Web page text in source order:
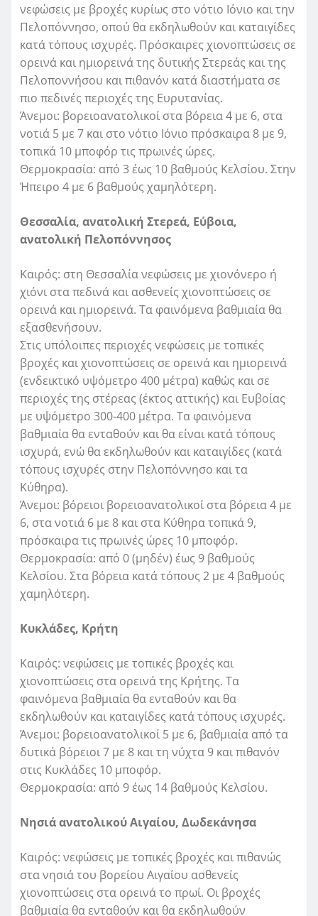
νεφώσεις με βροχές κυρίως στο νότιο Ιόνιο και την
Πελοπόννησο, οπού θα εκδηλωθούν και καταιγίδες
κατά τόπους ισχυρές. Πρόσκαιρες χιονοπτώσεις σε
ορεινά και ημιορεινά της δυτικής Στερεάς και της
Πελοποννήσου και πιθανόν κατά διαστήματα σε
πιο πεδινές περιοχές της Ευρυτανίας.
Άνεμοι: βορειοανατολικοί στα βόρεια 4 με 6, στα
νοτιά 5 με 7 και στο νότιο Ιόνιο πρόσκαιρα 8 με 9,
τοπικά 10 μποφόρ τις πρωινές ώρες.
Θερμοκρασία: από 3 έως 10 βαθμούς Κελσίου. Στην
Ήπειρο 4 με 6 βαθμούς χαμηλότερη.
Θεσσαλία, ανατολική Στερεά, Εύβοια,
ανατολική Πελοπόννησος
Καιρός: στη Θεσσαλία νεφώσεις με χιονόνερο ή
χιόνι στα πεδινά και ασθενείς χιονοπτώσεις σε
ορεινά και ημιορεινά. Τα φαινόμενα βαθμιαία θα
εξασθενήσουν.
Στις υπόλοιπες περιοχές νεφώσεις με τοπικές
βροχές και χιονοπτώσεις σε ορεινά και ημιορεινά
(ενδεικτικό υψόμετρο 400 μέτρα) καθώς και σε
περιοχές της στέρεας (έκτος αττικής) και Ευβοίας
με υψόμετρο 300-400 μέτρα. Τα φαινόμενα
βαθμιαία θα ενταθούν και θα είναι κατά τόπους
ισχυρά, ενώ θα εκδηλωθούν και καταιγίδες (κατά
τόπους ισχυρές στην Πελοπόννησο και τα
Κύθηρα).
Άνεμοι: βόρειοι βορειοανατολικοί στα βόρεια 4 με
6, στα νοτιά 6 με 8 και στα Κύθηρα τοπικά 9,
πρόσκαιρα τις πρωινές ώρες 10 μποφόρ.
Θερμοκρασία: από 0 (μηδέν) έως 9 βαθμούς
Κελσίου. Στα βόρεια κατά τόπους 2 με 4 βαθμούς
χαμηλότερη.
Κυκλάδες, Κρήτη
Καιρός: νεφώσεις με τοπικές βροχές και
χιονοπτώσεις στα ορεινά της Κρήτης. Τα
φαινόμενα βαθμιαία θα ενταθούν και θα
εκδηλωθούν και καταιγίδες κατά τόπους ισχυρές.
Άνεμοι: βορειοανατολικοί 5 με 6, βαθμιαία από τα
δυτικά βόρειοι 7 με 8 και τη νύχτα 9 και πιθανόν
στις Κυκλάδες 10 μποφόρ.
Θερμοκρασία: από 9 έως 14 βαθμούς Κελσίου.
Νησιά ανατολικού Αιγαίου, Δωδεκάνησα
Καιρός: νεφώσεις με τοπικές βροχές και πιθανώς
στα νησιά του βορείου Αιγαίου ασθενείς
χιονοπτώσεις στα ορεινά το πρωί. Οι βροχές
βαθμιαία θα ενταθούν και θα εκδηλωθούν